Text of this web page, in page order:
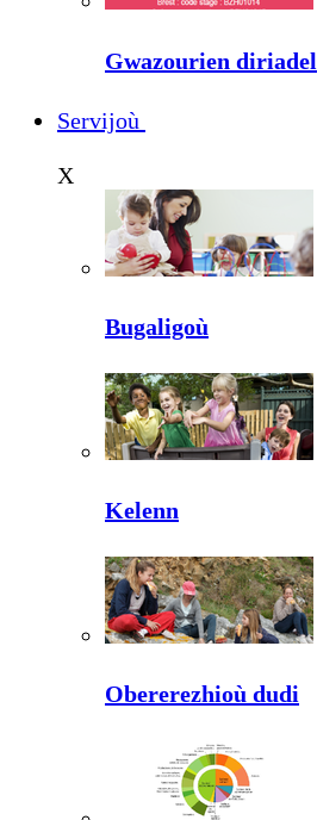
Gwazourien diriadel
Servijoù
X
Bugaligoù
Kelenn
Obererezhioù dudi